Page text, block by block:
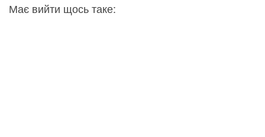
Має вийти щось таке: